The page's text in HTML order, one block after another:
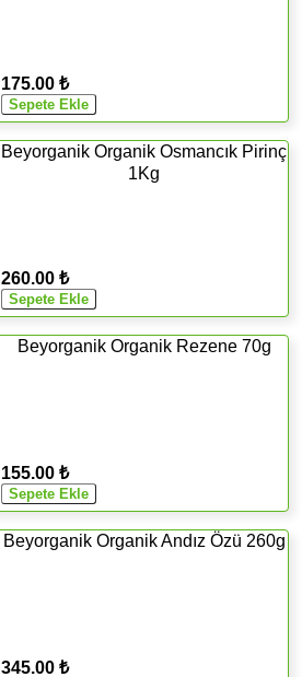
175.00 ₺
Beyorganik Organik Osmancık Pirinç
1Kg
260.00 ₺
Beyorganik Organik Rezene 70g
155.00 ₺
Beyorganik Organik Andız Özü 260g
345.00 ₺